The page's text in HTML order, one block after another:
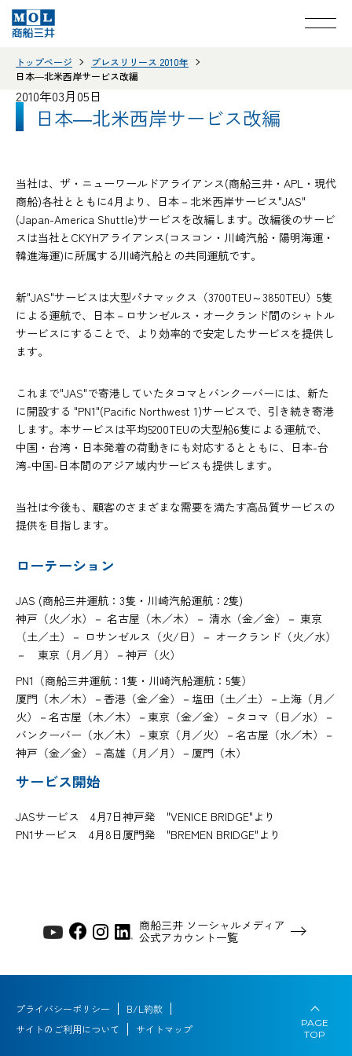
トップページ
プレスリリース 2010年
日本―北米西岸サービス改編
2010年03月05日
日本―北米西岸サービス改編
当社は、ザ・ニューワールドアライアンス(商船三井・APL・現代
商船)各社とともに4月より、日本－北米西岸サービス"JAS"
(Japan-America Shuttle)サービスを改編します。改編後のサービ
スは当社とCKYHアライアンス(コスコン・川崎汽船・陽明海運・
韓進海運)に所属する川崎汽船との共同運航です。
新"JAS"サービスは大型パナマックス（3700TEU～3850TEU）5隻
による運航で、日本－ロサンゼルス・オークランド間のシャトル
サービスにすることで、より効率的で安定したサービスを提供し
ます。
これまで"JAS"で寄港していたタコマとバンクーバーには、新た
に開設する "PN1"(Pacific Northwest 1)サービスで、引き続き寄港
します。本サービスは平均5200TEUの大型船6隻による運航で、
中国・台湾・日本発着の荷動きにも対応するとともに、日本-台
湾-中国-日本間のアジア域内サービスも提供します。
当社は今後も、顧客のさまざまな需要を満たす高品質サービスの
提供を目指します。
ローテーション
JAS (商船三井運航：3隻・川崎汽船運航：2隻)
神戸（火／水）－ 名古屋（木／木）－ 清水（金／金）－ 東京
（土／土）－ ロサンゼルス（火/日）－ オークランド（火／水）
－ 東京（月／月）－神戸（火）
PN1（商船三井運航：1隻・川崎汽船運航：5隻）
厦門（木／木）－香港（金／金）－塩田（土／土）－上海（月／
火）－名古屋（木／木）－東京（金／金）－タコマ（日／水）－
バンクーバー（水／木）－東京（月／火）－名古屋（水／木）－
神戸（金／金）－高雄（月／月）－厦門（木）
サービス開始
JASサービス 4月7日神戸発 "VENICE BRIDGE"より
PN1サービス 4月8日厦門発 "BREMEN BRIDGE"より
商船三井 ソーシャルメディア
公式アカウント一覧
プライバシーポリシー
B/L約款
サイトのご利用について
サイトマップ
PAGE
TOP